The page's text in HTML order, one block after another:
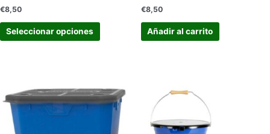
€8,50
Seleccionar opciones
€8,50
Añadir al carrito